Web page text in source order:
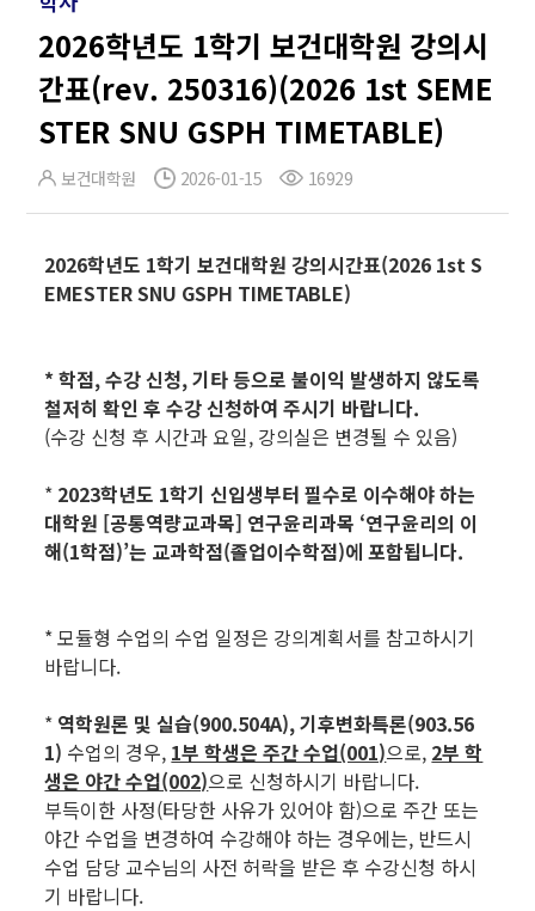
2026학년도 1학기 보건대학원 강의시
간표(rev. 250316)(2026 1st SEME
STER SNU GSPH TIMETABLE)
보건대학원 2026-01-15 16929
2026학년도 1학기 보건대학원 강의시간표(2026 1st S
EMESTER SNU GSPH TIMETABLE)
* 학점, 수강 신청, 기타 등으로 불이익 발생하지 않도록
철저히 확인 후 수강 신청하여 주시기 바랍니다.
(수강 신청 후 시간과 요일, 강의실은 변경될 수 있음)
* 2023학년도 1학기 신입생부터 필수로 이수해야 하는
대학원 [공통역량교과목] 연구윤리과목 ‘연구윤리의 이
해(1학점)’는 교과학점(졸업이수학점)에 포함됩니다.
* 모듈형 수업의 수업 일정은 강의계획서를 참고하시기
바랍니다.
* 역학원론 및 실습(900.504A), 기후변화특론(903.56
1) 수업의 경우, 1부 학생은 주간 수업(001)으로, 2부 학
생은 야간 수업(002)으로 신청하시기 바랍니다.
부득이한 사정(타당한 사유가 있어야 함)으로 주간 또는
야간 수업을 변경하여 수강해야 하는 경우에는, 반드시
수업 담당 교수님의 사전 허락을 받은 후 수강신청 하시
기 바랍니다.